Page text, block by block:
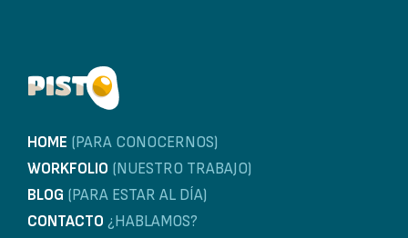
HOME (PARA CONOCERNOS)
WORKFOLIO (NUESTRO TRABAJO)
BLOG (PARA ESTAR AL DÍA)
CONTACTO ¿HABLAMOS?